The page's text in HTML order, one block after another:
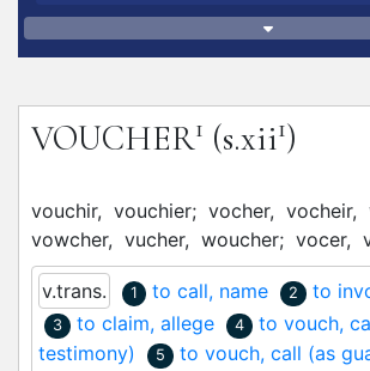
VOUCHER1 (s.xii1)
vouchir, vouchier; vocher, vocheir,
vowcher, vucher, woucher; vocer,
v.trans. 1 to call, name 2 to
3 to claim, allege 4
to vouch,
testimony)
5 to vouch, call (as